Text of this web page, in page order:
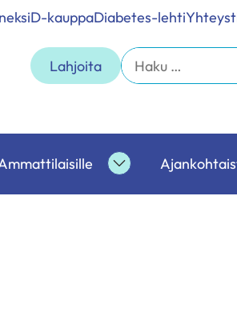
D-kauppaDiabetes-lehti
Lahjoita Haku:
Ammattilaisille
alasivut